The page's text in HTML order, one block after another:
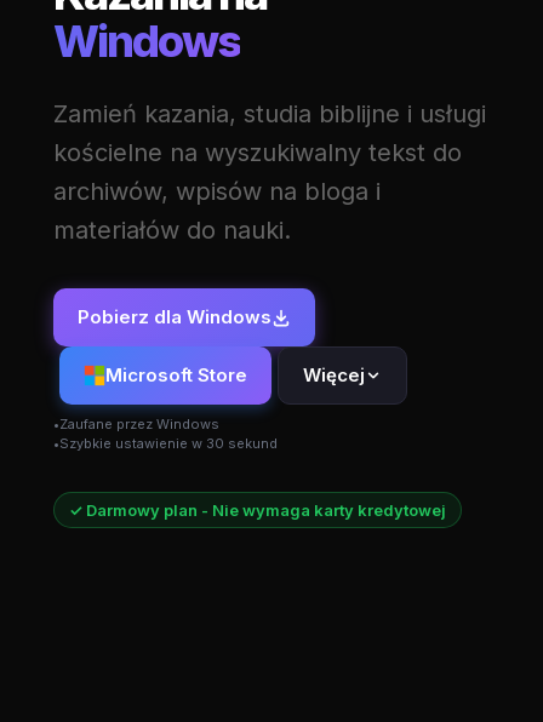
Windows
Zamień kazania, studia biblijne i usługi
kościelne na wyszukiwalny tekst do
archiwów, wpisów na bloga i
materiałów do nauki.
Pobierz dla Windows
Microsoft Store
Zaufane przez Windows
Szybkie ustawienie w 30 sekund
Więcej
✓ Darmowy plan - Nie wymaga karty kredytowej